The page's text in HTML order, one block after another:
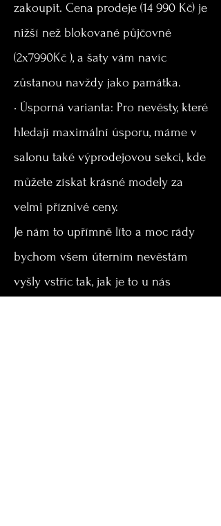
zakoupit. Cena prodeje (14 990 Kč) je
nižší než blokované půjčovné
(2x7990Kč ), a šaty vám navíc
zůstanou navždy jako památka.
• Úsporná varianta: Pro nevěsty, které
hledají maximální úsporu, máme v
salonu také výprodejovou sekci, kde
můžete získat krásné modely za
velmi příznivé ceny.
Je nám to upřímně líto a moc rády
bychom všem úterním nevěstám
vyšly vstříc tak, jak je to u nás